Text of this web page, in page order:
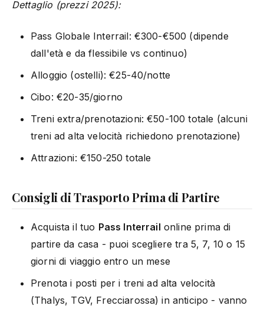
Dettaglio (prezzi 2025):
Pass Globale Interrail: €300-€500 (dipende
dall'età e da flessibile vs continuo)
Alloggio (ostelli): €25-40/notte
Cibo: €20-35/giorno
Treni extra/prenotazioni: €50-100 totale (alcuni
treni ad alta velocità richiedono prenotazione)
Attrazioni: €150-250 totale
Consigli di Trasporto Prima di Partire
Acquista il tuo Pass Interrail online prima di
partire da casa - puoi scegliere tra 5, 7, 10 o 15
giorni di viaggio entro un mese
Prenota i posti per i treni ad alta velocità
(Thalys, TGV, Frecciarossa) in anticipo - vanno